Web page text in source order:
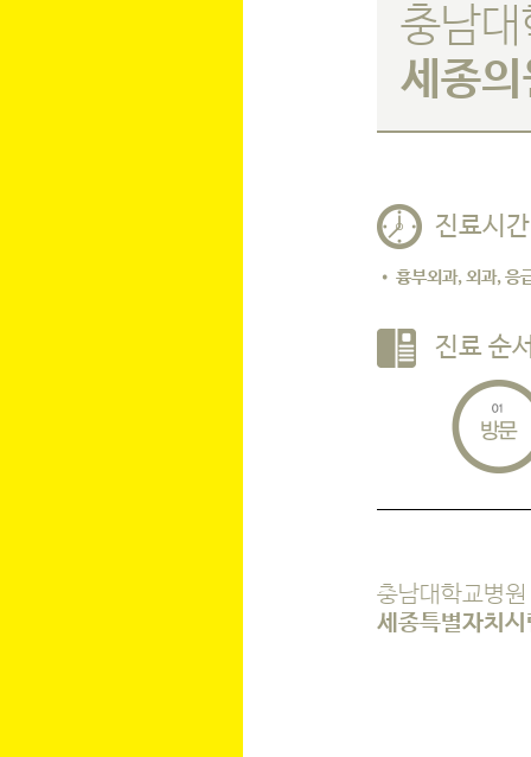
충남
세종
진료시간
• 흉부외과, 외과, 응
진료 순
충남대학교병원
세종특별자치